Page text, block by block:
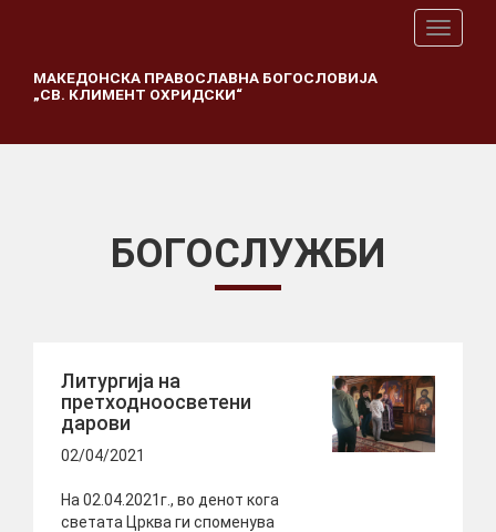
T
o
e
МАКЕДОНСКА ПРАВОСЛАВНА БОГОСЛОВИЈА
„СВ. КЛИМЕНТ ОХРИДСКИ“
БОГОСЛУЖБИ
Литургија на
претходноосветени
дарови
02/04/2021
На 02.04.2021г., во денот кога
светата Црква ги споменува